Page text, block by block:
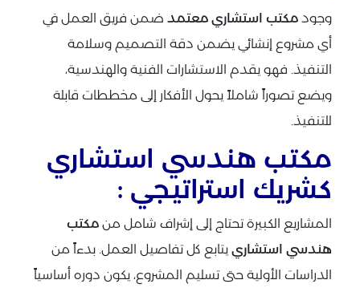
وجود مكتب استشاري معتمد ضمن فريق العمل في
أي مشروع إنشائي يضمن دقة التصميم وسلامة
التنفيذ. فهو يقدم الاستشارات الفنية والهندسية،
ويضع تصوراً شاملاً يحول الأفكار إلى مخططات قابلة
للتنفيذ.
مكتب هندسي استشاري
كشريك استراتيجي :
المشاريع الكبيرة تحتاج إلى إشراف شامل من مكتب
هندسي استشاري يتابع كل تفاصيل العمل. بدءاً من
الدراسات الأولية حتى تسليم المشروع، يكون دوره أساسياً